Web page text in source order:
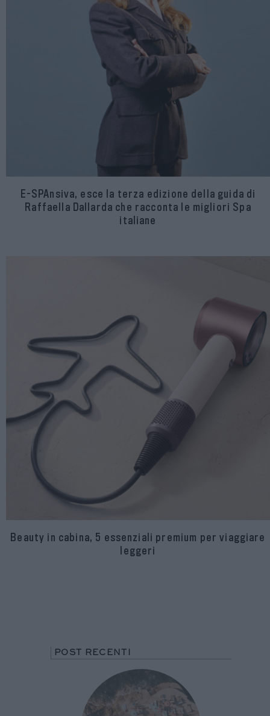
E-SPAnsiva, esce la terza edizione della guida di
Raffaella Dallarda che racconta le migliori Spa
italiane
Beauty in cabina, 5 essenziali premium per viaggiare
leggeri
POST RECENTI